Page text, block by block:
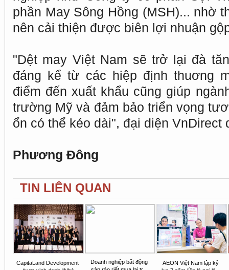
phần May Sông Hồng (MSH)... nhờ
nên cải thiện được biên lợi nhuận
"Dệt may Việt Nam sẽ trở lại đà
đáng kể từ các hiệp định thuơng
điểm đến xuất khẩu cũng giúp
trường Mỹ và đảm bảo triển vọng
ổn có thể kéo dài", đại diện VnDirect
Phương Đông
TIN LIÊN QUAN
CapitaLand Development
Doanh nghiệp bất động
AEON Việt Nam lập kỷ